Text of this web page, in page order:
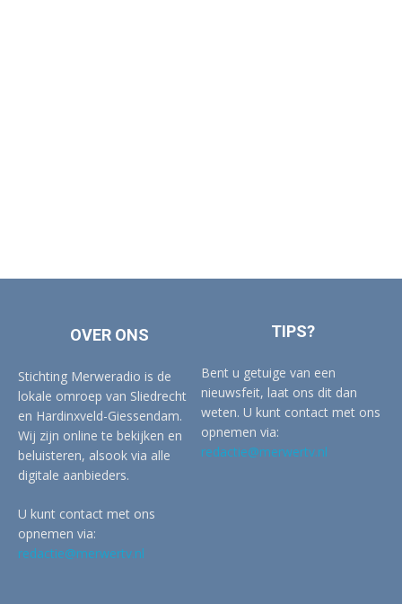
OVER ONS
Stichting Merweradio is de
lokale omroep van Sliedrecht
en Hardinxveld-Giessendam.
Wij zijn online te bekijken en
beluisteren, alsook via alle
digitale aanbieders.
U kunt contact met ons
opnemen via:
redactie@merwertv.nl
TIPS?
Bent u getuige van een
nieuwsfeit, laat ons dit dan
weten. U kunt contact met ons
opnemen via:
redactie@merwertv.nl